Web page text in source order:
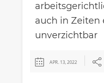
auch in Zeiten
unverzichtbar
APR. 13, 2022